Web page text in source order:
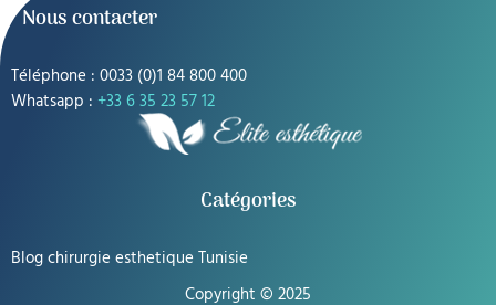
Nous contacter
Téléphone : 0033 (0)1 84 800 400
Whatsapp : +33 6 35 23 57 12
Catégories
Blog chirurgie esthetique Tunisie
Copyright © 2025